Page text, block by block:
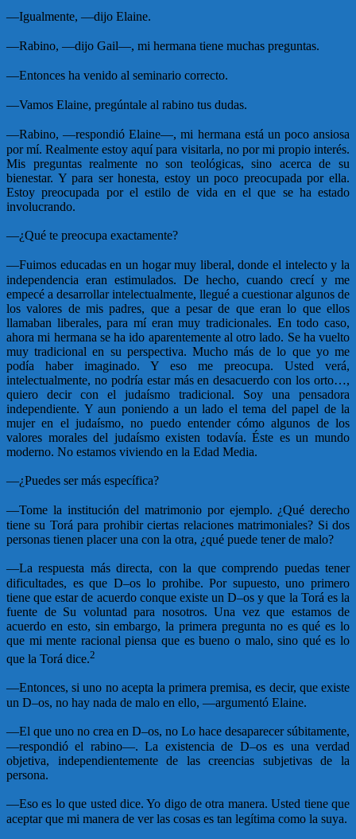
—Igualmente, —dijo Elaine.
—Rabino, —dijo Gail—, mi hermana tiene muchas preguntas.
—Entonces ha venido al seminario correcto.
—Vamos Elaine, pregúntale al rabino tus dudas.
—Rabino, —respondió Elaine—, mi hermana está un poco ansiosa
por mí. Realmente estoy aquí para visitarla, no por mi propio interés.
Mis preguntas realmente no son teológicas, sino acerca de su
bienestar. Y para ser honesta, estoy un poco preocupada por ella.
Estoy preocupada por el estilo de vida en el que se ha estado
involucrando.
—¿Qué te preocupa exactamente?
—Fuimos educadas en un hogar muy liberal, donde el intelecto y la
independencia eran estimulados. De hecho, cuando crecí y me
empecé a desarrollar intelectualmente, llegué a cuestionar algunos de
los valores de mis padres, que a pesar de que eran lo que ellos
llamaban liberales, para mí eran muy tradicionales. En todo caso,
ahora mi hermana se ha ido aparentemente al otro lado. Se ha vuelto
muy tradicional en su perspectiva. Mucho más de lo que yo me
podía haber imaginado. Y eso me preocupa. Usted verá,
intelectualmente, no podría estar más en desacuerdo con los orto…,
quiero decir con el judaísmo tradicional. Soy una pensadora
independiente. Y aun poniendo a un lado el tema del papel de la
mujer en el judaísmo, no puedo entender cómo algunos de los
valores morales del judaísmo existen todavía. Éste es un mundo
moderno. No estamos viviendo en la Edad Media.
—¿Puedes ser más específica?
—Tome la institución del matrimonio por ejemplo. ¿Qué derecho
tiene su Torá para prohibir ciertas relaciones matrimoniales? Si dos
personas tienen placer una con la otra, ¿qué puede tener de malo?
—La respuesta más directa, con la que comprendo puedas tener
dificultades, es que D–os lo prohibe. Por supuesto, uno primero
tiene que estar de acuerdo conque existe un D–os y que la Torá es la
fuente de Su voluntad para nosotros. Una vez que estamos de
acuerdo en esto, sin embargo, la primera pregunta no es qué es lo
que mi mente racional piensa que es bueno o malo, sino qué es lo
que la Torá dice.2
—Entonces, si uno no acepta la primera premisa, es decir, que existe
un D–os, no hay nada de malo en ello, —argumentó Elaine.
—El que uno no crea en D–os, no Lo hace desaparecer súbitamente,
—respondió el rabino—. La existencia de D–os es una verdad
objetiva, independientemente de las creencias subjetivas de la
persona.
—Eso es lo que usted dice. Yo digo de otra manera. Usted tiene que
aceptar que mi manera de ver las cosas es tan legítima como la suya.